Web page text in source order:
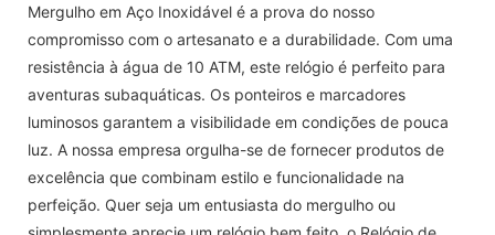
Mergulho em Aço Inoxidável é a prova do nosso
compromisso com o artesanato e a durabilidade. Com uma
resistência à água de 10 ATM, este relógio é perfeito para
aventuras subaquáticas. Os ponteiros e marcadores
luminosos garantem a visibilidade em condições de pouca
luz. A nossa empresa orgulha-se de fornecer produtos de
excelência que combinam estilo e funcionalidade na
perfeição. Quer seja um entusiasta do mergulho ou